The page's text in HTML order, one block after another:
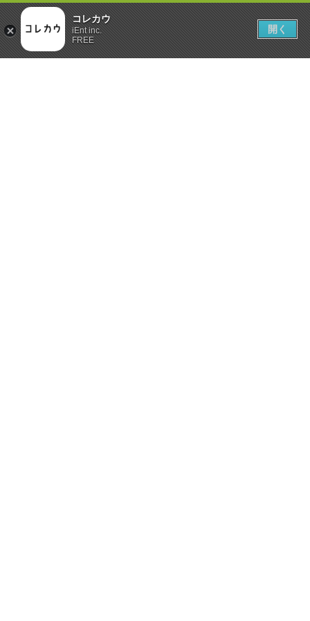
コレカウ
iEnt inc.
FREE
開く